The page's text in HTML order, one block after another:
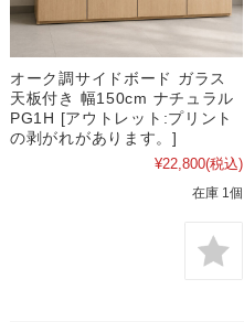
オーク調サイドボード ガラス
天板付き 幅150cm ナチュラル
PG1H [アウトレット:プリント
の剥がれがあります。]
¥22,800(税込)
在庫 1個